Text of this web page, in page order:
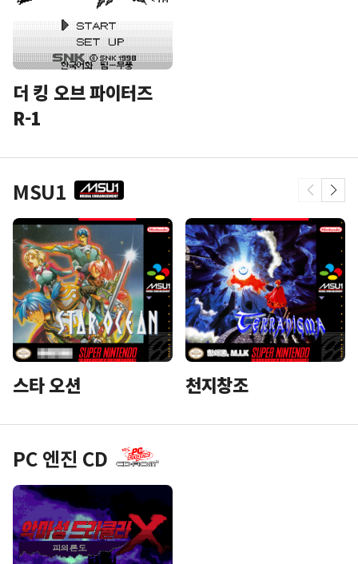
더 킹 오브 파이터즈
R-1
MSU1
스타 오션 천지창조
PC 엔진 CD